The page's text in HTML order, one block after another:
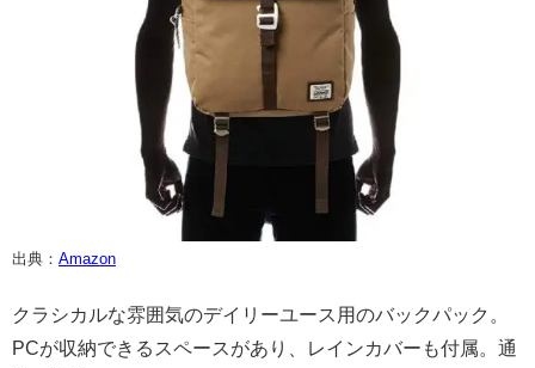
出典： Amazon
クラシカルな雰囲気のデイリーユース用のバックパック。
PCが収納できるスペースがあり、レインカバーも付属。通